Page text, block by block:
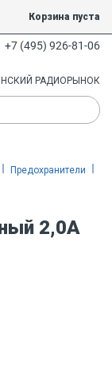
Корзина пуста
+7 (495) 926-81-06
РАДИОРЫНОК
Предохранители
2,0A